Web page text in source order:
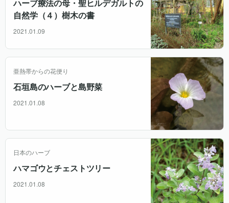
ハーブ療法の母・聖ヒルデガルトの
自然学（４）樹木の書
2021.01.09
亜熱帯からの花便り
石垣島のハーブと島野菜
2021.01.08
日本のハーブ
ハマゴウとチェストツリー
2021.01.08